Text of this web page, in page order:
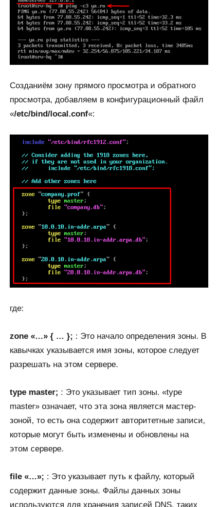
Созданиём зону прямого просмотра и обратного
просмотра, добавляем в конфигурационный файл
«/etc/bind/local.conf«:
где:
zone «…» { … }; : Это начало определения зоны. В
кавычках указывается имя зоны, которое следует
разрешать на этом сервере.
type master; : Это указывает тип зоны. «type
master» означает, что эта зона является мастер-
зоной, то есть она содержит авторитетные записи,
которые могут быть изменены и обновлены на
этом сервере.
file «…»; : Это указывает путь к файлу, который
содержит данные зоны. Файлы данных зоны
используются для хранения записей DNS, таких